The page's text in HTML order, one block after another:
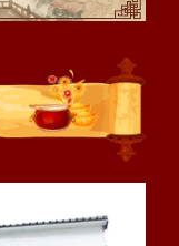
品請先聯絡> 電
自以公開展
開上映、改作、
著作財產權者，
科或併科新臺